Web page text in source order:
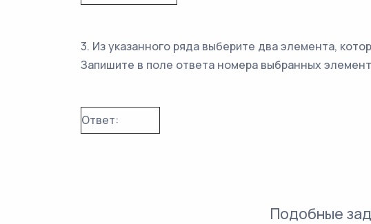
3. Из указанного ряда выберите два элемента,
Запишите в поле ответа номера выбранных
Ответ:
Подобные